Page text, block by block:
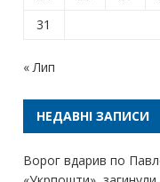
31
« Лип
НЕДАВНІ ЗАПИСИ
Ворог вдарив по